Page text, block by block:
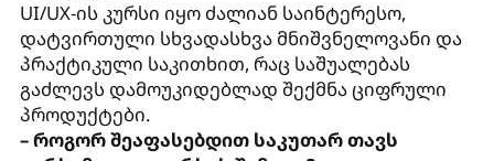
UI/UX-ის კურსი იყო ძალიან საინტერესო,
დატვირთული სხვადასხვა მნიშვნელოვანი და
პრაქტიკული საკითხით, რაც საშუალებას
გაძლევს დამოუკიდებლად შექმნა ციფრული
პროდუქტები.
– როგორ შეაფასებდით საკუთარ თავს